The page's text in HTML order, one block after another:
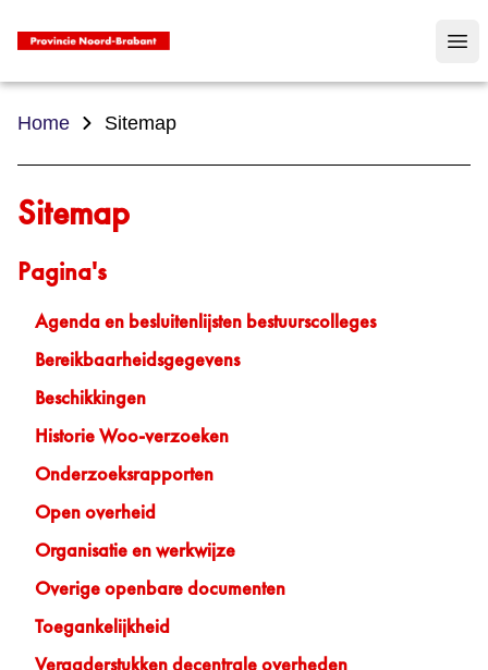
Home Sitemap
Sitemap
Pagina's
Agenda en besluitenlijsten bestuurscolleges
Bereikbaarheidsgegevens
Beschikkingen
Historie Woo-verzoeken
Onderzoeksrapporten
Open overheid
Organisatie en werkwijze
Overige openbare documenten
Toegankelijkheid
Vergaderstukken decentrale overheden